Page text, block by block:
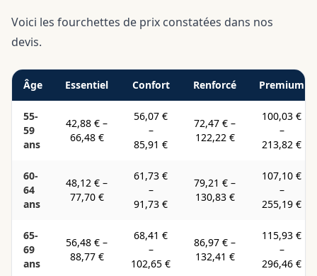
Voici les fourchettes de prix constatées dans nos
devis.
Âge Essentiel Confort Renforcé Premium
55-
59
ans
42,88 € –
66,48 €
56,07 €
–
85,91 €
72,47 € –
122,22 €
100,03 €
–
213,82 €
60-
64
ans
48,12 € –
77,70 €
61,73 €
–
91,73 €
79,21 € –
130,83 €
107,10 €
–
255,19 €
65-
69
ans
56,48 € –
88,77 €
68,41 €
–
102,65 €
86,97 € –
132,41 €
115,93 €
–
296,46 €